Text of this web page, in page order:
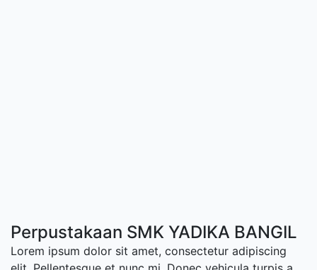
Perpustakaan SMK YADIKA BANGIL
Lorem ipsum dolor sit amet, consectetur adipiscing